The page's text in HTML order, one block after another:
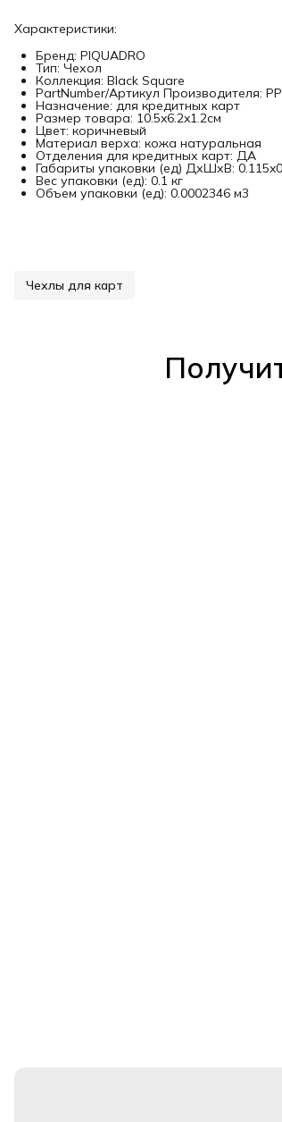
Характеристики:
Бренд: PIQUADRO
Тип: Чехол
Коллекция: Black Square
PartNumber/Артикул Производителя:
Назначение: для кредитных карт
Размер товара: 10.5x6.2x1.2см
Цвет: коричневый
Материал верха: кожа натуральная
Отделения для кредитных карт: ДА
Габариты упаковки (ед) ДхШхВ:
Вес упаковки (ед): 0.1 кг
Объем упаковки (ед): 0.0002346 м3
Чехлы для карт